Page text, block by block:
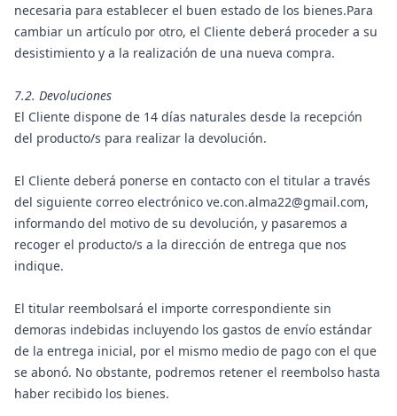
necesaria para establecer el buen estado de los bienes.Para
cambiar un artículo por otro, el Cliente deberá proceder a su
desistimiento y a la realización de una nueva compra.
7.2. Devoluciones
El Cliente dispone de 14 días naturales desde la recepción
del producto/s para realizar la devolución.
El Cliente deberá ponerse en contacto con el titular a través
del siguiente correo electrónico ve.con.alma22@gmail.com,
informando del motivo de su devolución, y pasaremos a
recoger el producto/s a la dirección de entrega que nos
indique.
El titular reembolsará el importe correspondiente sin
demoras indebidas incluyendo los gastos de envío estándar
de la entrega inicial, por el mismo medio de pago con el que
se abonó. No obstante, podremos retener el reembolso hasta
haber recibido los bienes.